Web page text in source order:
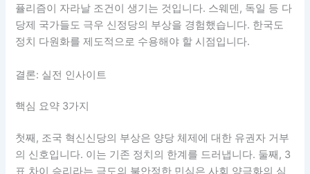
퓰리즘이 자라날 조건이 생기는 것입니다. 스웨덴, 독일 등 다
당제 국가들도 극우 신정당의 부상을 경험했습니다. 한국도
정치 다원화를 제도적으로 수용해야 할 시점입니다.
결론: 실전 인사이트
핵심 요약 3가지
첫째, 조국 혁신신당의 부상은 양당 체제에 대한 유권자 거부
의 신호입니다. 이는 기존 정치의 한계를 드러냅니다. 둘째, 3
표 차이 승리라는 극도의 불안정한 민심은 사회 양극화의 심